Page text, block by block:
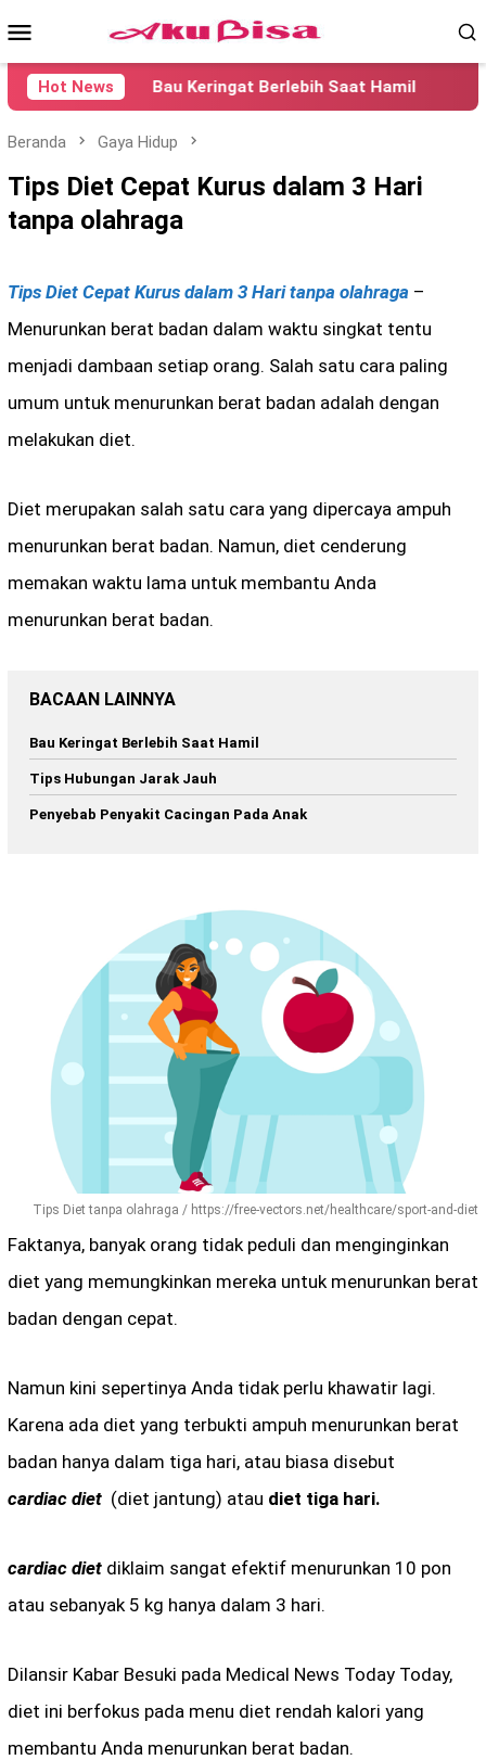
ke
Menu
Mobile
Hot NewsBau Keringat Berlebih Saat Hamil
Beranda Gaya Hidup
Tips Diet Cepat Kurus dalam 3 Hari
tanpa olahraga
Tips Diet Cepat Kurus dalam 3 Hari tanpa olahraga –
Menurunkan berat badan dalam waktu singkat tentu
menjadi dambaan setiap orang. Salah satu cara paling
umum untuk menurunkan berat badan adalah dengan
melakukan diet.
Diet merupakan salah satu cara yang dipercaya ampuh
menurunkan berat badan. Namun, diet cenderung
memakan waktu lama untuk membantu Anda
menurunkan berat badan.
BACAAN LAINNYA
Bau Keringat Berlebih Saat Hamil
Tips Hubungan Jarak Jauh
Penyebab Penyakit Cacingan Pada Anak
Tips Diet tanpa olahraga / https://free-vectors.net/healthcare/sport-and-diet
Faktanya, banyak orang tidak peduli dan menginginkan
diet yang memungkinkan mereka untuk menurunkan berat
badan dengan cepat.
Namun kini sepertinya Anda tidak perlu khawatir lagi.
Karena ada diet yang terbukti ampuh menurunkan berat
badan hanya dalam tiga hari, atau biasa disebut
cardiac diet (diet jantung) atau diet tiga hari.
cardiac diet diklaim sangat efektif menurunkan 10 pon
atau sebanyak 5 kg hanya dalam 3 hari.
Dilansir Kabar Besuki pada Medical News Today Today,
diet ini berfokus pada menu diet rendah kalori yang
membantu Anda menurunkan berat badan.